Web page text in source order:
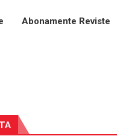
Abonamente Reviste